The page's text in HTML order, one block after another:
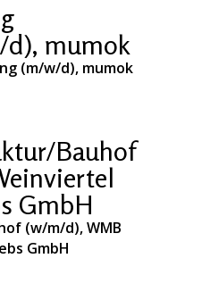
d), mumok
(m/w/d), mumok
Bauhof
GmbH
(w/m/d), WMB
GmbH